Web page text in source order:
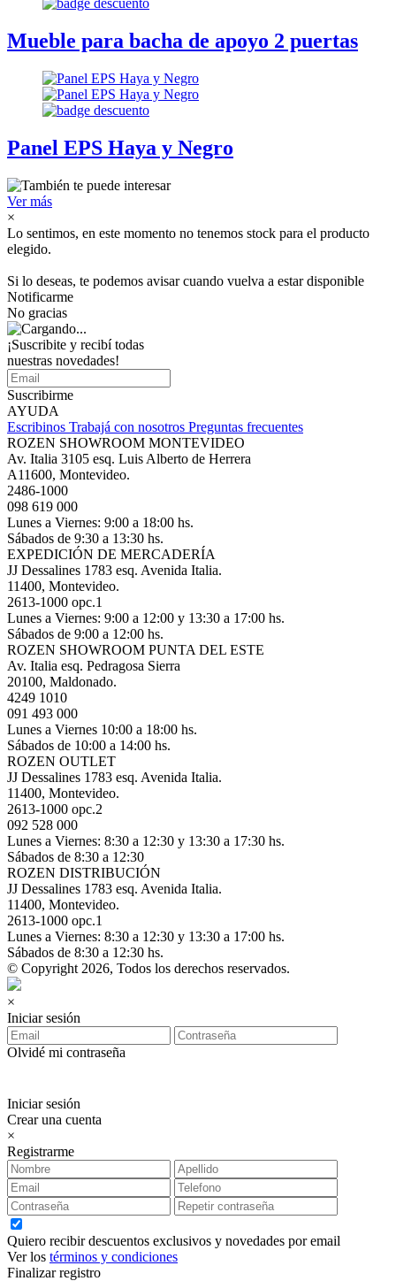
Mueble para bacha de apoyo 2 puertas
Panel EPS Haya y Negro
Ver más
×
Lo sentimos, en este momento no tenemos stock para el producto
elegido.
Si lo deseas, te podemos avisar cuando vuelva a estar disponible
Notificarme
No gracias
¡Suscribite y recibí todas
nuestras novedades!
Suscribirme
AYUDA
Escribinos Trabajá con nosotros Preguntas frecuentes
ROZEN SHOWROOM MONTEVIDEO
Av. Italia 3105 esq. Luis Alberto de Herrera
A11600, Montevideo.
2486-1000
098 619 000
Lunes a Viernes: 9:00 a 18:00 hs.
Sábados de 9:30 a 13:30 hs.
EXPEDICIÓN DE MERCADERÍA
JJ Dessalines 1783 esq. Avenida Italia.
11400, Montevideo.
2613-1000 opc.1
Lunes a Viernes: 9:00 a 12:00 y 13:30 a 17:00 hs.
Sábados de 9:00 a 12:00 hs.
ROZEN SHOWROOM PUNTA DEL ESTE
Av. Italia esq. Pedragosa Sierra
20100, Maldonado.
4249 1010
091 493 000
Lunes a Viernes 10:00 a 18:00 hs.
Sábados de 10:00 a 14:00 hs.
ROZEN OUTLET
JJ Dessalines 1783 esq. Avenida Italia.
11400, Montevideo.
2613-1000 opc.2
092 528 000
Lunes a Viernes: 8:30 a 12:30 y 13:30 a 17:30 hs.
Sábados de 8:30 a 12:30
ROZEN DISTRIBUCIÓN
JJ Dessalines 1783 esq. Avenida Italia.
11400, Montevideo.
2613-1000 opc.1
Lunes a Viernes: 8:30 a 12:30 y 13:30 a 17:00 hs.
Sábados de 8:30 a 12:30 hs.
© Copyright 2026, Todos los derechos reservados.
×
Iniciar sesión
Olvidé mi contraseña
Iniciar sesión
Crear una cuenta
×
Registrarme
Quiero recibir descuentos exclusivos y novedades por email
Ver los términos y condiciones
Finalizar registro